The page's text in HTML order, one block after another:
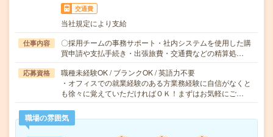
交通費
当社規定により支給
仕事内容
〇採用チームの事務サポート・社内システムを使用した購
買申請や支払手続き・出張旅費・交通費などの精算処…
応募資格
職種未経験OK / ブランクOK / 英語力不要
・オフィスでの就業経験のある方業務経験に自信がなくと
も徐々に覚えていただければＯＫ！まずはお気軽にご…
職場の雰囲気